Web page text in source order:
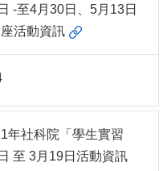
-至4月30日、5月13日
活動資訊
年社科院「學生實習
至 3月19日活動資訊